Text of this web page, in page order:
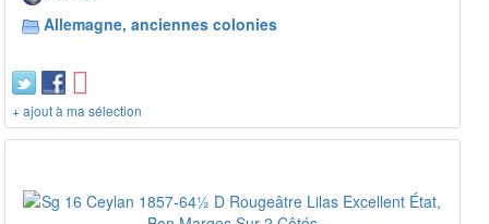
Allemagne, anciennes colonies
+ ajout à ma sélection